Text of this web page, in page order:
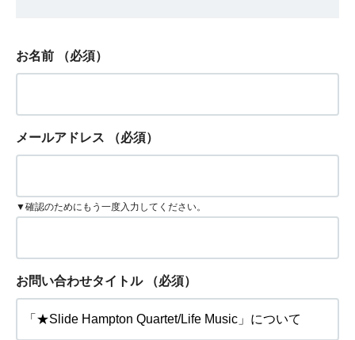
お名前 （必須）
メールアドレス （必須）
▼確認のためにもう一度入力してください。
お問い合わせタイトル （必須）